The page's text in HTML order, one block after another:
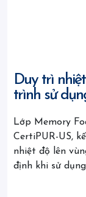
Duy trì
trình sử
Lớp Memory
CertiPUR-US,
nhiệt độ lên
định khi sử